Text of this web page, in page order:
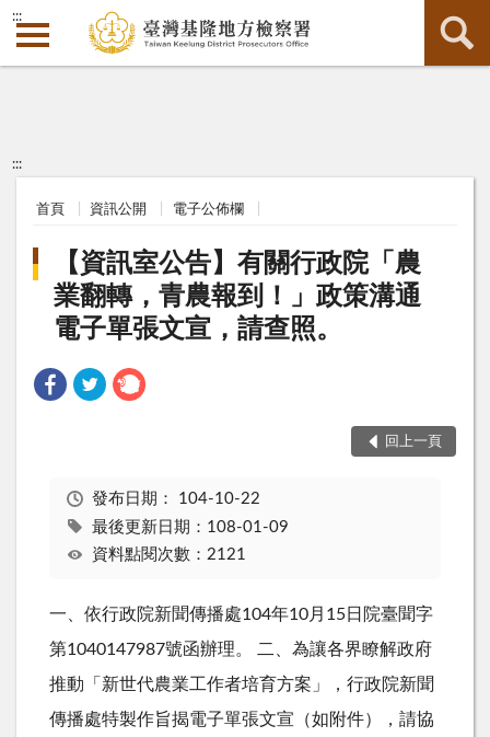
:::
:::
首頁 資訊公開 電子公佈欄
【資訊室公告】有關行政院「農
業翻轉，青農報到！」政策溝通
電子單張文宣，請查照。
回上一頁
發布日期： 104-10-22
最後更新日期：108-01-09
資料點閱次數：2121
一、依行政院新聞傳播處104年10月15日院臺聞字
第1040147987號函辦理。 二、為讓各界瞭解政府
推動「新世代農業工作者培育方案」，行政院新聞
傳播處特製作旨揭電子單張文宣（如附件），請協